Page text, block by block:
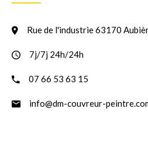
Rue de l'industrie 63170
7j/7j 24h/24h
07 66 53 63 15
info@dm-couvreur-